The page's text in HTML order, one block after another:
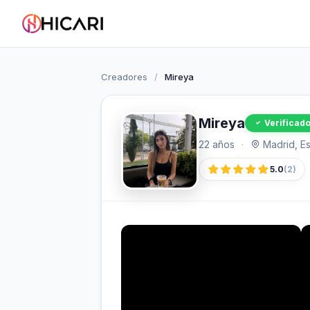
Creadores / Mireya
Mireya Verificado
22 años · Madrid,
5.0(2)